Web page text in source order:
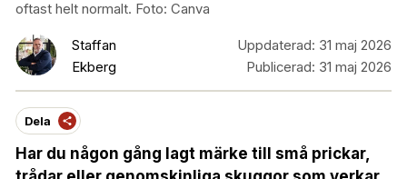
oftast helt normalt. Foto: Canva
Staffan
Ekberg
Uppdaterad: 31 maj 2026
Publicerad: 31 maj 2026
Dela
Har du någon gång lagt märke till små prickar,